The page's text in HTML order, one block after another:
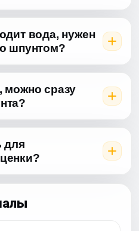
вода, нужен
шпунтом?
можно сразу
для